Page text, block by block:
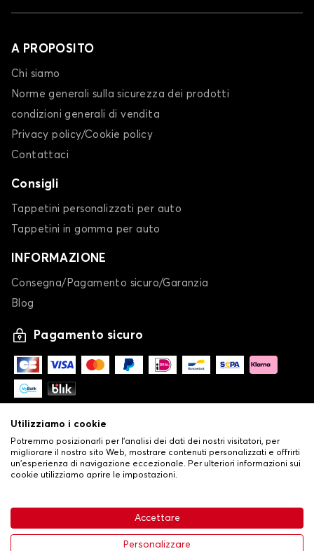
63,99 € Aggiungi al carrello
A PROPOSITO
Chi siamo
Norme generali sulla sicurezza dei prodotti
condizioni generali di vendita
Privacy policy/Cookie policy
Contattaci
Consigli
Tappetini personalizzati per auto
Tappetini in gomma per auto
INFORMAZIONE
Consegna/Pagamento sicuro/Garanzia
Blog
Pagamento sicuro
Condizioni generali di vendita•
Politica sulla privacy e sui cookie•Livraison
Utilizziamo i cookie
Potremmo posizionarli per l'analisi dei dati dei nostri visitatori, per
migliorare il nostro sito Web, mostrare contenuti personalizzati e offrirti
un'esperienza di navigazione eccezionale. Per ulteriori informazioni sui
cookie utilizziamo aprire le impostazioni.
Accettare
Personalizzare